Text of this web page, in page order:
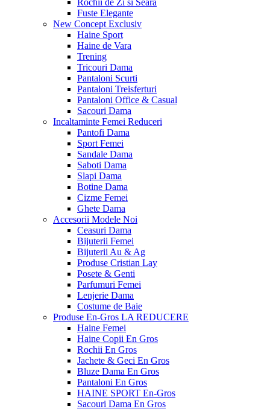
Rochii de Zi si Seara
Fuste Elegante
New Concept Exclusiv
Haine Sport
Haine de Vara
Trening
Tricouri Dama
Pantaloni Scurti
Pantaloni Treisferturi
Pantaloni Office & Casual
Sacouri Dama
Incaltaminte Femei Reduceri
Pantofi Dama
Sport Femei
Sandale Dama
Saboti Dama
Slapi Dama
Botine Dama
Cizme Femei
Ghete Dama
Accesorii Modele Noi
Ceasuri Dama
Bijuterii Femei
Bijuterii Au & Ag
Produse Cristian Lay
Posete & Genti
Parfumuri Femei
Lenjerie Dama
Costume de Baie
Produse En-Gros LA REDUCERE
Haine Femei
Haine Copii En Gros
Rochii En Gros
Jachete & Geci En Gros
Bluze Dama En Gros
Pantaloni En Gros
HAINE SPORT En-Gros
Sacouri Dama En Gros